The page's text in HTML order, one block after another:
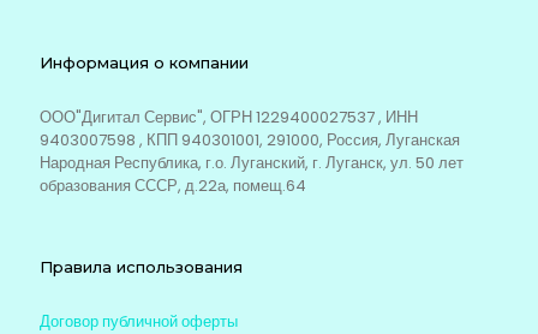
Информация о компании
ООО"Дигитал Сервис", ОГРН 1229400027537 , ИНН
9403007598 , КПП 940301001, 291000, Россия, Луганская
Народная Республика, г.о. Луганский, г. Луганск, ул. 50 лет
образования СССР, д.22а, помещ.64
Правила использования
Договор публичной оферты